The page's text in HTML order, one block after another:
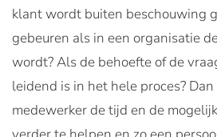
klant wordt buiten beschouwing
gebeuren als in een organisatie
wordt? Als de behoefte of de
leidend is in het hele proces?
medewerker de tijd en de